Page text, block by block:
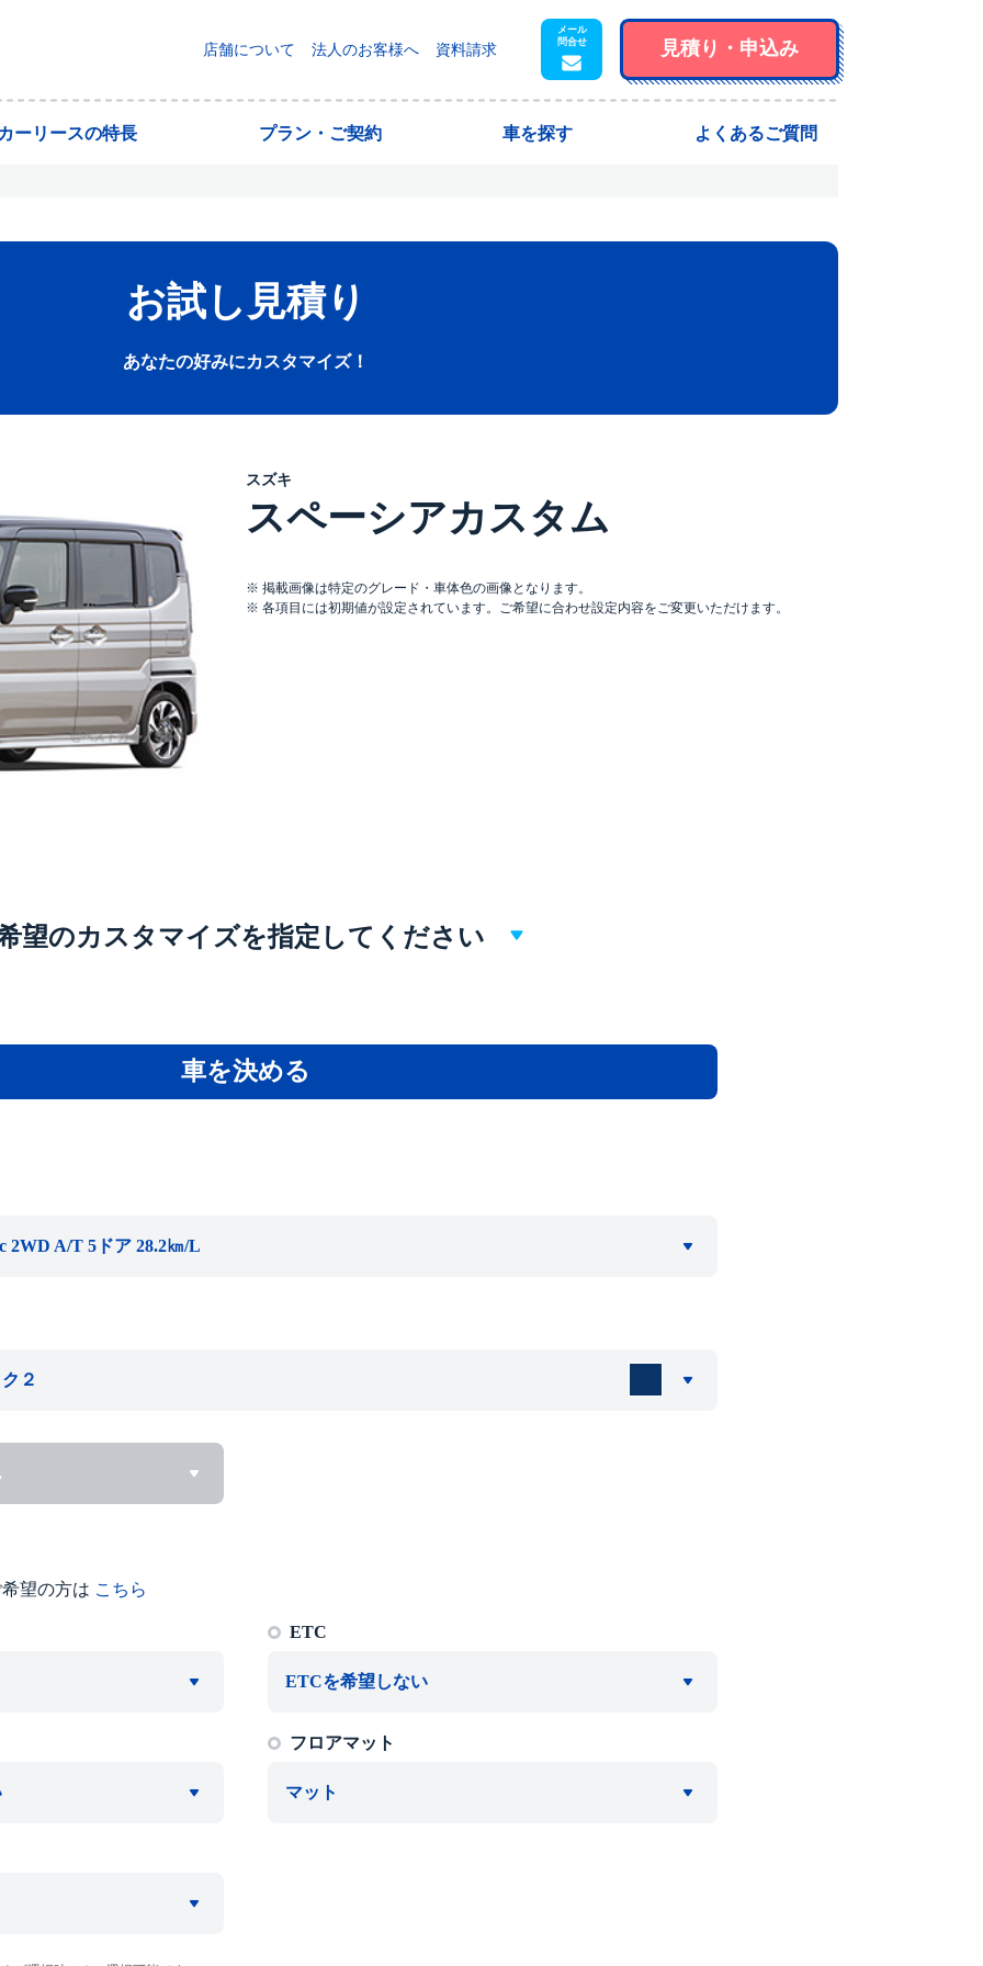
店舗について 法人のお客様へ 資料請求 見積り・ 申込み
ーリースの特長 プラン・ご契約 車を探す よくあるご質問
お試し見積り
あなたの好みにカスタマイズ！
スズキ
スペーシアカスタム
掲載画像は特定のグレード・車体色の画像となります。
各項目には初期値が設定されています。ご希望に合わせ設定内容をご変更いただけます。
望のカスタマイズを指定してください
車を決める
A/T 5ドア 28.2㎞/L
２
望の方は こちら
ETC
ETCを希望しない
フロアマット
マット